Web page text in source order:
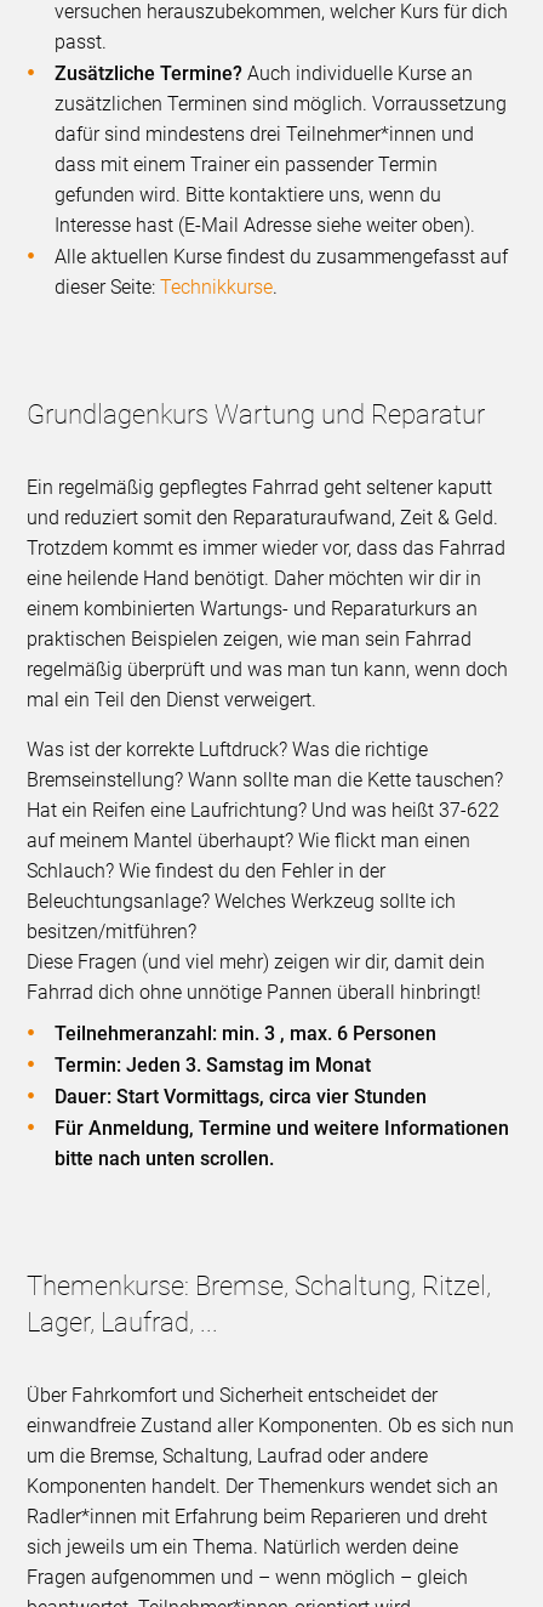
versuchen herauszubekommen, welcher Kurs für dich
passt.
Zusätzliche Termine? Auch individuelle Kurse an
zusätzlichen Terminen sind möglich. Vorraussetzung
dafür sind mindestens drei Teilnehmer*innen und
dass mit einem Trainer ein passender Termin
gefunden wird. Bitte kontaktiere uns, wenn du
Interesse hast (E-Mail Adresse siehe weiter oben).
Alle aktuellen Kurse findest du zusammengefasst auf
dieser Seite:Technikkurse.
Grundlagenkurs Wartung und Reparatur
Ein regelmäßig gepflegtes Fahrrad geht seltener kaputt
und reduziert somit den Reparaturaufwand, Zeit & Geld.
Trotzdem kommt es immer wieder vor, dass das Fahrrad
eine heilende Hand benötigt. Daher möchten wir dir in
einem kombinierten Wartungs- und Reparaturkurs an
praktischen Beispielen zeigen, wie man sein Fahrrad
regelmäßig überprüft und was man tun kann, wenn doch
mal ein Teil den Dienst verweigert.
Was ist der korrekte Luftdruck? Was die richtige
Bremseinstellung? Wann sollte man die Kette tauschen?
Hat ein Reifen eine Laufrichtung? Und was heißt 37-622
auf meinem Mantel überhaupt? Wie flickt man einen
Schlauch? Wie findest du den Fehler in der
Beleuchtungsanlage? Welches Werkzeug sollte ich
besitzen/mitführen?
Diese Fragen (und viel mehr) zeigen wir dir, damit dein
Fahrrad dich ohne unnötige Pannen überall hinbringt!
Teilnehmeranzahl: min. 3 , max. 6 Personen
Termin: Jeden 3. Samstag im Monat
Dauer: Start Vormittags, circa vier Stunden
Für Anmeldung, Termine und weitere Informationen
bitte nach unten scrollen.
Themenkurse: Bremse, Schaltung, Ritzel,
Lager, Laufrad, ...
Über Fahrkomfort und Sicherheit entscheidet der
einwandfreie Zustand aller Komponenten. Ob es sich nun
um die Bremse, Schaltung, Laufrad oder andere
Komponenten handelt. Der Themenkurs wendet sich an
Radler*innen mit Erfahrung beim Reparieren und dreht
sich jeweils um ein Thema. Natürlich werden deine
Fragen aufgenommen und – wenn möglich – gleich